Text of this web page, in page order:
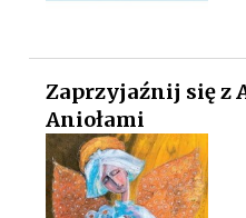
Zaprzyjaźnij się z
Aniołami